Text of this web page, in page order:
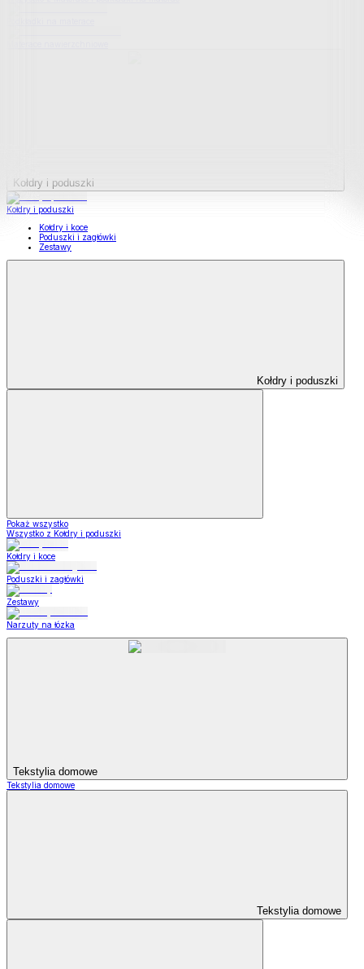
Kołdry i poduszki
Kołdry i poduszki
Kołdry i koce
Poduszki i zagłówki
Zestawy
Kołdry i poduszki
Pokaż wszystko
Wszystko z Kołdry i poduszki
Kołdry i koce
Poduszki i zagłówki
Zestawy
Narzuty na łózka
Tekstylia domowe
Tekstylia domowe
Tekstylia domowe